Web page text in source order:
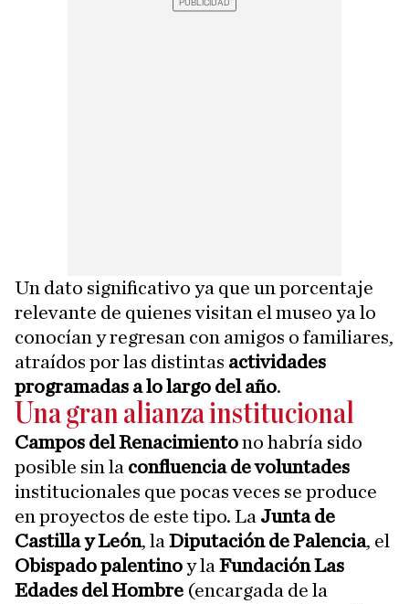
Un dato significativo ya que un porcentaje
relevante de quienes visitan el museo ya lo
conocían y regresan con amigos o familiares,
atraídos por las distintas actividades
programadas a lo largo del año.
Una gran alianza institucional
Campos del Renacimientono habría sido
posible sin la confluencia de voluntades
institucionales que pocas veces se produce
en proyectos de este tipo. La Junta de
Castilla y León, la Diputación de Palencia, el
Obispado palentinoy la Fundación Las
Edades del Hombre (encargada de la